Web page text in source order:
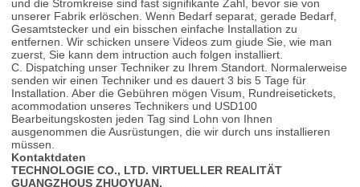
und die Stromkreise sind fast signifikante Zahl, bevor sie von
unserer Fabrik erlöschen. Wenn Bedarf separat, gerade Bedarf,
Gesamtstecker und ein bisschen einfache Installation zu
entfernen. Wir schicken unsere Videos zum giude Sie, wie man
zuerst, Sie kann dem intruction auch folgen installiert.
C. Dispatching unser Techniker zu Ihrem Standort. Normalerweise
senden wir einen Techniker und es dauert 3 bis 5 Tage für
Installation. Aber die Gebühren mögen Visum, Rundreisetickets,
acommodation unseres Technikers und USD100
Bearbeitungskosten jeden Tag sind Lohn von Ihnen
ausgenommen die Ausrüstungen, die wir durch uns installieren
müssen.
Kontaktdaten
TECHNOLOGIE CO., LTD. VIRTUELLER REALITÄT
GUANGZHOUS ZHUOYUAN.